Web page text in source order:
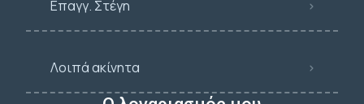
Επαγγ. Στέγη
Λοιπά ακίνητα